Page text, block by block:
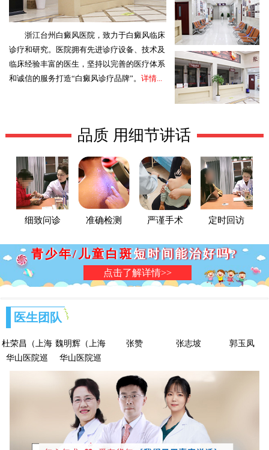
浙江台州白癜风医院，致力于白癜风临床
诊疗和研究。医院拥有先进诊疗设备、技术及
临床经验丰富的医生，坚持以完善的医疗体系
和诚信的服务打造“白癜风诊疗品牌”。 详情...
品质 用细节讲话
细致问诊 准确检测 严谨手术 定时回访
青少年/儿童白斑短时间能治好吗?
点击了解详情>>
医生团队
杜荣昌（上海
华山医院巡
魏明辉（上海
华山医院巡
张赞 张志坡 郭玉凤